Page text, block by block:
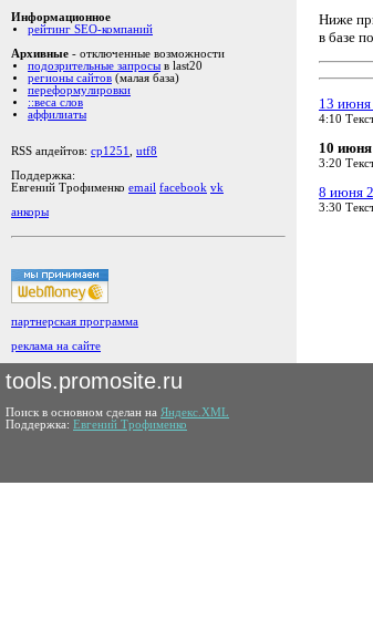
Информационное
рейтинг SEO-компаний
Архивные - отключенные возможности
подозрительные запросы в last20
регионы сайтов (малая база)
переформулировки
::веса слов
аффилиаты
RSS апдейтов: cp1251
utf8
Поддержка:
Евгений Трофименко email facebook vk
анкоры
партнерская программа
реклама на сайте
Ниже
в базе
13 июня
4:10
10
3:20
8 июня
3:30
tools.promosite.ru
Поиск в основном сделан на Яндекс.XML
Поддержка: Евгений Трофименко